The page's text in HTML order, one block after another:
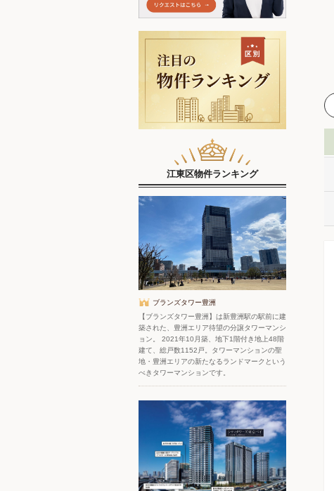
江東区物件ランキング
ブランズタワー豊洲
【ブランズタワー豊洲】は新豊洲駅の駅前に建
築された、豊洲エリア待望の分譲タワーマンシ
ョン。 2021年10月築、地下1階付き地上48階
建て、総戸数1152戸。タワーマンションの聖
地・豊洲エリアの新たなるランドマークという
べきタワーマンションです。